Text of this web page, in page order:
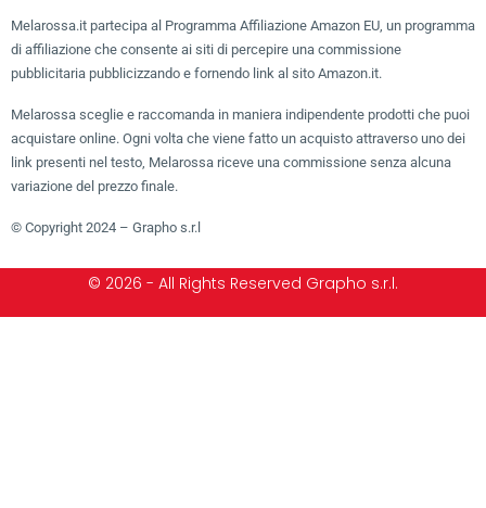
Melarossa.it partecipa al Programma Affiliazione Amazon EU, un programma
di affiliazione che consente ai siti di percepire una commissione
pubblicitaria pubblicizzando e fornendo link al sito Amazon.it.
Melarossa sceglie e raccomanda in maniera indipendente prodotti che puoi
acquistare online. Ogni volta che viene fatto un acquisto attraverso uno dei
link presenti nel testo, Melarossa riceve una commissione senza alcuna
variazione del prezzo finale.
© Copyright 2024 – Grapho s.r.l
© 2026 - All Rights Reserved Grapho s.r.l.